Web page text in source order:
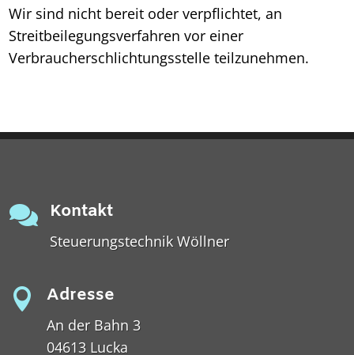
Wir sind nicht bereit oder verpflichtet, an
Streitbeilegungsverfahren vor einer
Verbraucherschlichtungsstelle teilzunehmen.
 Kontakt
Steuerungstechnik Wöllner
 Adresse
An der Bahn 3
04613 Lucka